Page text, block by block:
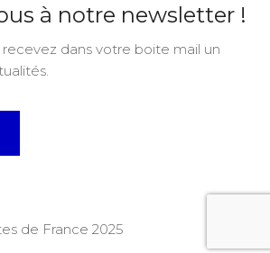
à notre newsletter !
dans votre boite mail un
de France 2025